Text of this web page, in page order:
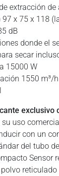
extracción de
97 x 75 x 118
dB
donde el
secar
15000 W
1550 m³/h
exclusivo
uso
con un
del tubo